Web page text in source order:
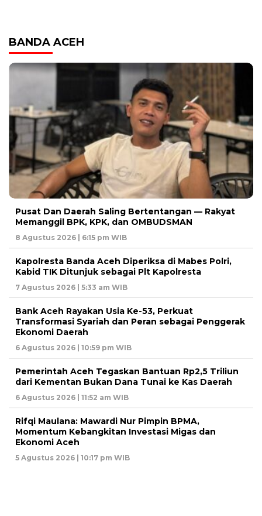
BANDA ACEH
Pusat Dan Daerah Saling Bertentangan — Rakyat
Memanggil BPK, KPK, dan OMBUDSMAN
8 Agustus 2026 | 6:15 pm WIB
Kapolresta Banda Aceh Diperiksa di Mabes Polri,
Kabid TIK Ditunjuk sebagai Plt Kapolresta
7 Agustus 2026 | 5:33 am WIB
Bank Aceh Rayakan Usia Ke-53, Perkuat
Transformasi Syariah dan Peran sebagai Penggerak
Ekonomi Daerah
6 Agustus 2026 | 10:59 pm WIB
Pemerintah Aceh Tegaskan Bantuan Rp2,5 Triliun
dari Kementan Bukan Dana Tunai ke Kas Daerah
6 Agustus 2026 | 11:52 am WIB
Rifqi Maulana: Mawardi Nur Pimpin BPMA,
Momentum Kebangkitan Investasi Migas dan
Ekonomi Aceh
5 Agustus 2026 | 10:17 pm WIB